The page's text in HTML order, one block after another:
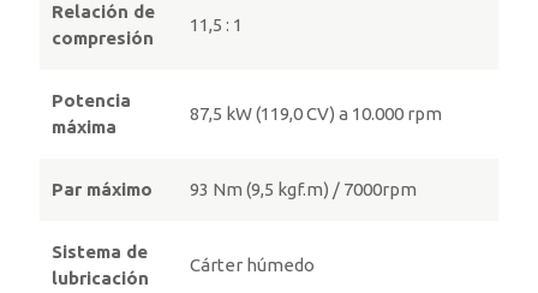
Relación de
compresión
11,5 : 1
Potencia
máxima
87,5 kW (119,0 CV) a 10.000 rpm
Par máximo 93 Nm (9,5 kgf.m) / 7000rpm
Sistema de
lubricación
Cárter húmedo